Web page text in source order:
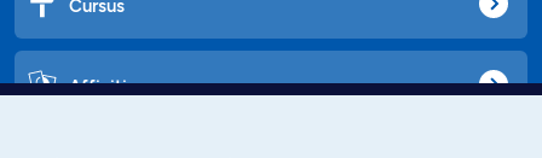
Cursus
Affiniti